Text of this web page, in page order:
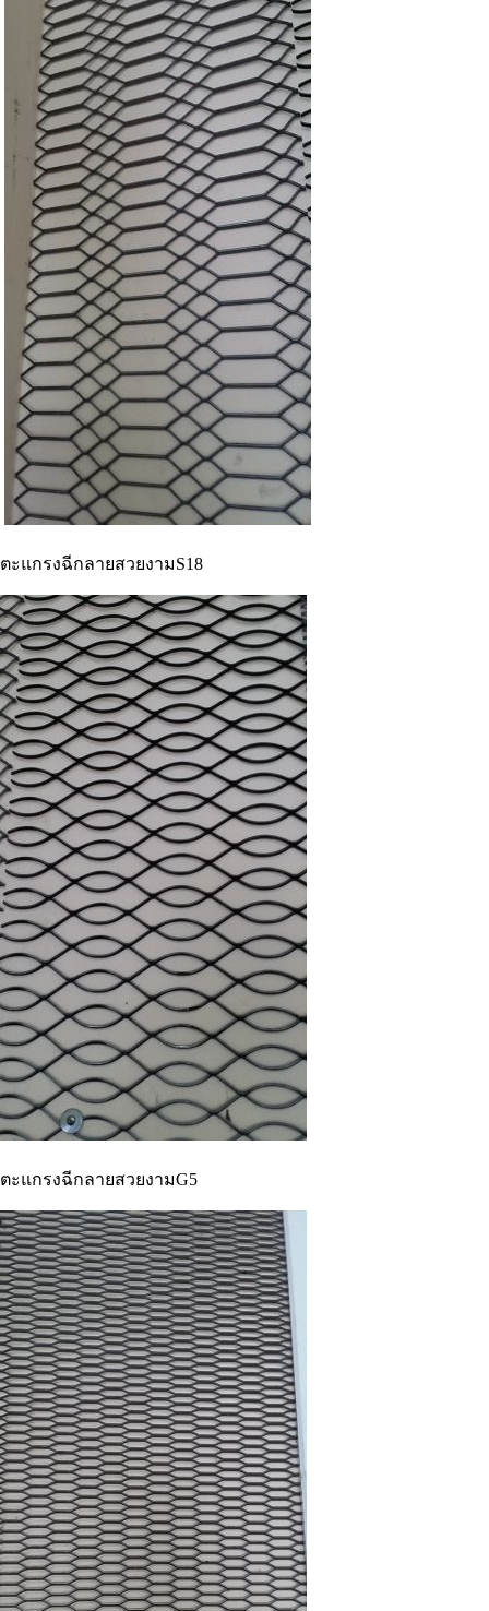
ตะแกรงฉีกลายสวยงามS18
ตะแกรงฉีกลายสวยงามG5